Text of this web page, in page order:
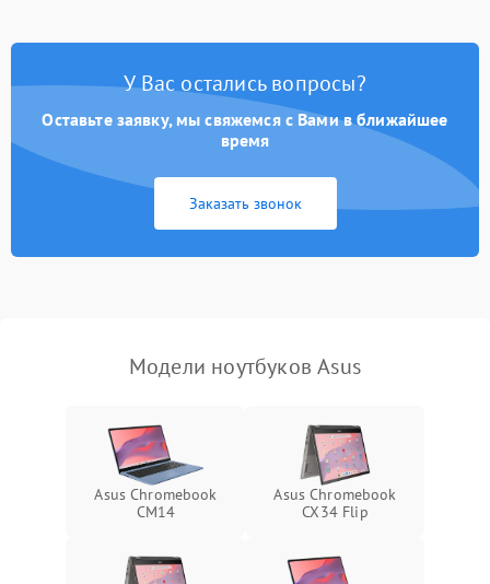
быстрая разрядка,
2500 ₽ Подробнее →
Неисправность зарядного
питания
2000 ₽ Подробнее →
неисправности кулера
пропадание диска
оперативной памяти:
вылеты приложений,
синие экраны
Подробнее →
Проблемы Wi‑Fi или
У Вас остались вопросы?
Оставьте заявку, мы свяжемся с Вами в ближайшее
время
Заказать звонок
Модели ноутбуков Asus
Asus Chromebook
CM14
Asus Chromebook
CX34 Flip